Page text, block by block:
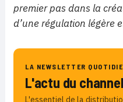
premier pas dans la
d’une régulation légère
LA NEWSLETTER
L'actu du
L'essentiel de la